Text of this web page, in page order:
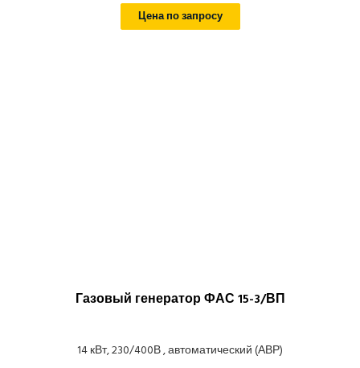
Цена по запросу
Газовый генератор ФАС 15-3/ВП
14 кВт, 230/400В , автоматический (АВР)